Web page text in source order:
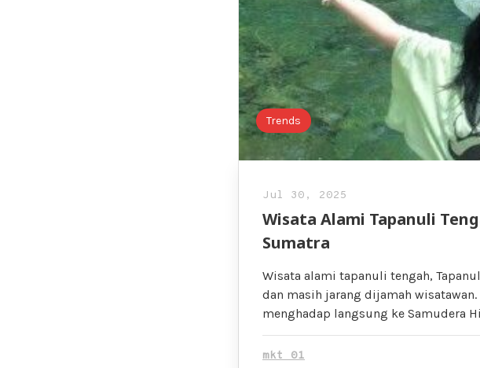
Trends
Jul 30, 2025
Wisata Alami Tapanuli
Sumatra
Wisata alami tapanuli tengah,
dan masih jarang dijamah
menghadap langsung ke Samudera
mkt 01